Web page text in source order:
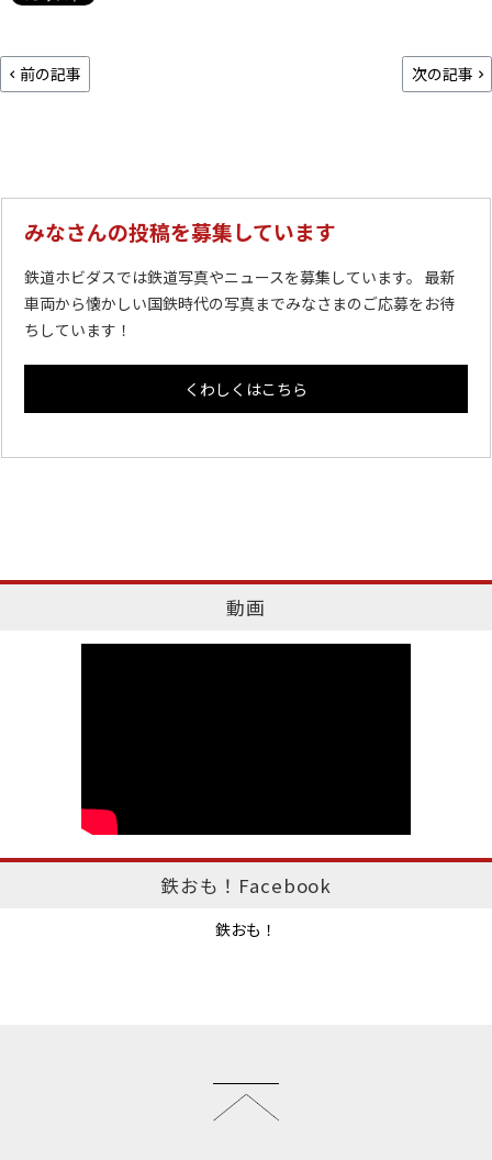
前の記事 次の記事
みなさんの投稿を募集しています
鉄道ホビダスでは鉄道写真やニュースを募集しています。 最新
車両から懐かしい国鉄時代の写真までみなさまのご応募をお待
ちしています！
くわしくはこちら
動画
鉄おも！Facebook
鉄おも！